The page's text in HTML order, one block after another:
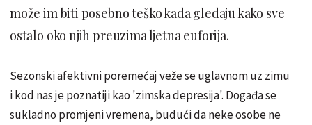
može im biti posebno teško kada gledaju kako sve
ostalo oko njih preuzima ljetna euforija.
Sezonski afektivni poremećaj veže se uglavnom uz zimu
i kod nas je poznatiji kao 'zimska depresija'. Događa se
sukladno promjeni vremena, budući da neke osobe ne